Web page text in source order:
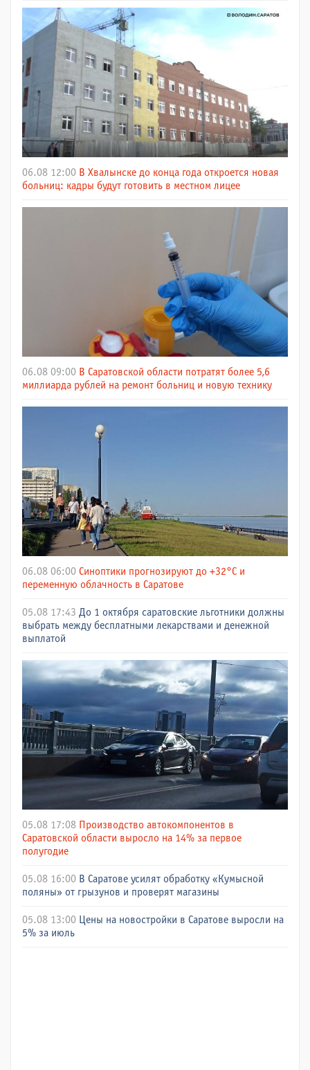
06.08 12:00 В Хвалынске до конца года откроется новая
больниц: кадры будут готовить в местном лицее
06.08 09:00 В Саратовской области потратят более 5,6
миллиарда рублей на ремонт больниц и новую технику
06.08 06:00 Синоптики прогнозируют до +32°C и
переменную облачность в Саратове
05.08 17:43 До 1 октября саратовские льготники должны
выбрать между бесплатными лекарствами и денежной
выплатой
05.08 17:08 Производство автокомпонентов в
Саратовской области выросло на 14% за первое
полугодие
05.08 16:00 В Саратове усилят обработку «Кумысной
поляны» от грызунов и проверят магазины
05.08 13:00 Цены на новостройки в Саратове выросли на
5% за июль